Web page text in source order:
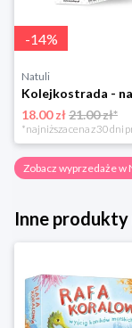
-14%
Natuli
18.00 zł21.00 zł*
Zobacz wyprzedaże w
Inne produkty